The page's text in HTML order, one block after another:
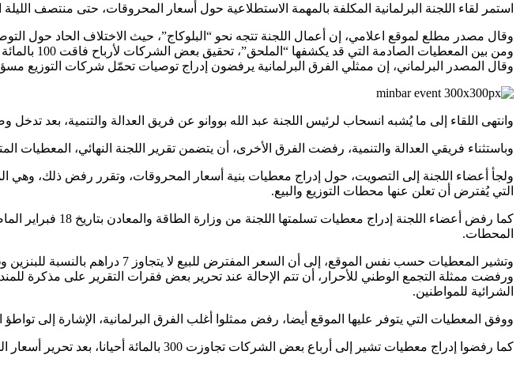
استمر لقاء اللجنة البرلمانية المكلفة بالمهمة الاستطلاعية حول أسعار المحروقات، حتى منتصف
وقال مصدر مطلع لموقع اعلامي، إن أعمال اللجنة تتجه نحو “البلوكاج”، حيث الاختلاف الحاد حول
ومن بين المعطيات الصادمة التي قد يكشفها “الملحق”، تحقيق بعض الشركات لأرباح فاقت 100 بالمائة بين فترتي، ما بعد وما قبل رفع الدعم!.
وقال المصدر البرلماني، إن ممثلي الفرق البرلمانية يرفضون إدراج توصيات تحمّل شركات التوزيع
وانتهى اللقاء إلى ما يُشبه انسحاب لرئيس اللجنة عبد الله بووانو عن فريق العدالة والتنمية، بعد
وباستثناء فريقي العدالة والتنمية، رفضت الفرق الأخرى، أن يتضمن تقرير اللجنة النهائي، المعطيات
ولجأ أعضاء اللجنة إلى التصويت، حول إدراج معطيات بنية أسعار المحروقات، وتقرر رفض ذلك، وهي
التي يُفترض أن تعلن عنها محطات التوزيع والبيع.
كما رفض أعضاء
المحطات.
وتشير المعطيات حسب نفس الموقع، إلى أن السعر المفترض للبيع لا يتجاوز 7 دراهم بالنسبة للبنزين و6 دراهم للغازوال، بينما تجاوزت أسعار البيع 10 دراهم بالنسبة للغازوال، و11 درهم بالنسبة للبنزين.
الشرائية للمواطنين.
ووفق المعطيات التي يتوفر عليها الموقع أيضا، رفض ممثلوا أغلب الفرق البرلمانية، الإشارة
كما رفضوا إدراج معطيات تشير إلى أرباع بعض الشركات تجاوزت 300 بالمائة أحيانا، بعد تحرير أسعار المحروقات.